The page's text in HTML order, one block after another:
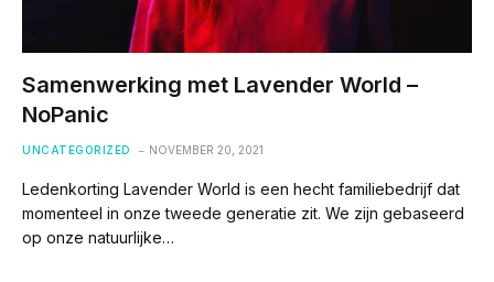
Samenwerking met Lavender World –
NoPanic
UNCATEGORIZED NOVEMBER 20, 2021
Ledenkorting Lavender World is een hecht familiebedrijf dat
momenteel in onze tweede generatie zit. We zijn gebaseerd
op onze natuurlijke…